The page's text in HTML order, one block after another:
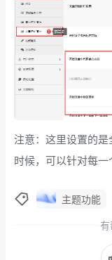
注意：这里设置的
时候，可以针对每
主题功能